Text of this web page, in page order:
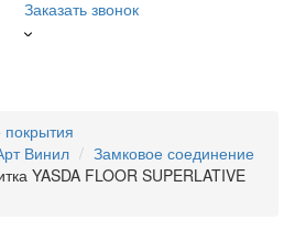
Заказать звонок
Винил
Замковое соединение
YASDA FLOOR SUPERLATIVE